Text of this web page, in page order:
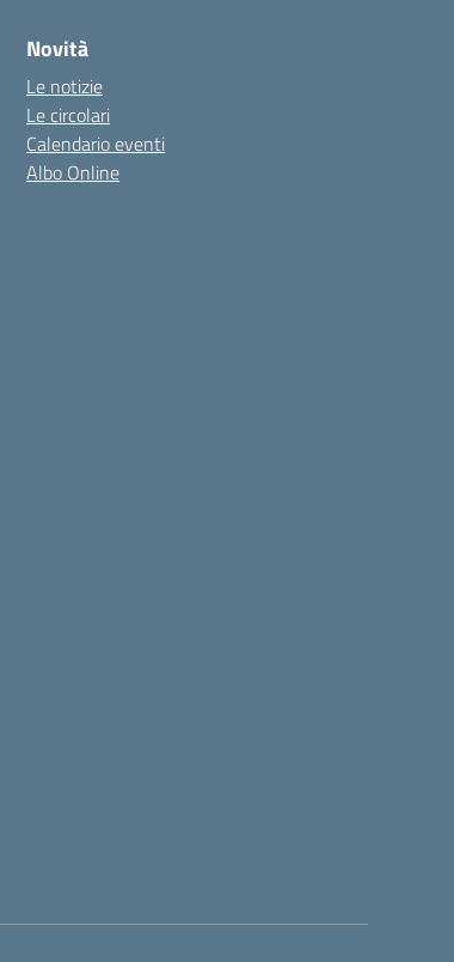
Novità
Le notizie
Le circolari
Calendario eventi
Albo Online